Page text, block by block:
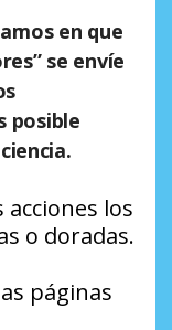
en que
se envíe
posible
los
o doradas.
páginas